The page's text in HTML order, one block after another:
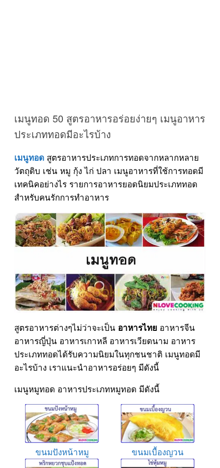
เมนูทอด 50 สูตรอาหารอร่อยง่ายๆ เมนูอาหาร
ประเภททอดมีอะไรบ้าง
เมนูทอดสูตรอาหารประเภทการทอดจากหลากหลาย
วัตถุดิบ เช่น หมู กุ้ง ไก่ ปลา เมนูอาหารที่ใช้การทอดมี
เทคนิคอย่างไร รายการอาหารยอดนิยมประเภททอด
สำหรับคนรักการทำอาหาร
สูตรอาหารต่างๆไม่ว่าจะเป็น อาหารไทยอาหารจีน
อาหารญี่ปุ่น อาหารเกาหลี อาหารเวียดนาม อาหาร
ประเภททอดได้รับความนิยมในทุกชนชาติ เมนูทอดมี
อะไรบ้าง เราแนะนำอาหารอร่อยๆ มีดังนี้
เมนูหมูทอด อาหารประเภทหมูทอด มีดังนี้
ขนมปังหน้าหมู ขนมเบื้องญวน